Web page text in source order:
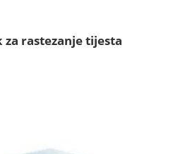
rastezanje tijesta